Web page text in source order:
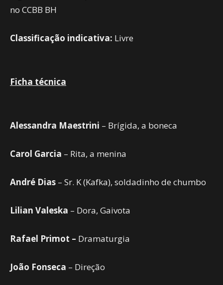
no CCBB BH
Classificação indicativa: Livre
Ficha técnica
Alessandra Maestrini – Brígida, a boneca
Carol Garcia – Rita, a menina
André Dias – Sr. K (Kafka), soldadinho de chumbo
Lilian Valeska – Dora, Gaivota
Rafael Primot – Dramaturgia
João Fonseca – Direção